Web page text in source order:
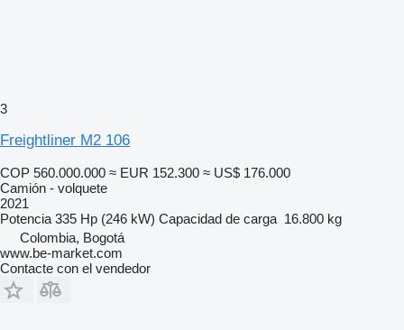
3
Freightliner M2 106
COP 560.000.000 ≈ EUR 152.300 ≈ US$ 176.000
Camión - volquete
2021
Potencia 335 Hp (246 kW) Capacidad de carga 16.800 kg
Colombia, Bogotá
www.be-market.com
Contacte con el vendedor